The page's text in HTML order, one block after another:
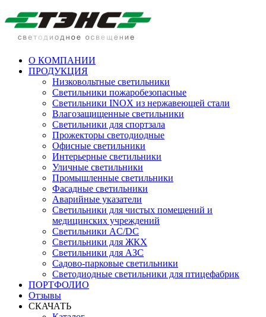
О КОМПАНИИ
ПРОДУКЦИЯ
Низковольтные светильники
Cветильники пожаробезопасные
Светильники INOX из нержавеющей стали
Влагозащищенные светильники
Светильники для спортзала
Прожекторы светодиодные
Офисные светильники
Интерьерные светильники
Уличные светильники
Промышленные светильники
Фасадные светильники
Аварийные указатели
Светильники для чистых помещений и
медицинских учреждений
Светильники AC/DC
Светильники для ЖКХ
Светильники для АЗС
Садово-парковые светильники
Светодиодные светильники для птицефабрик
ПОРТФОЛИО
Отзывы
СКАЧАТЬ